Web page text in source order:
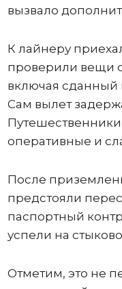
вызвало
К лайнеру
проверили вещи
включая сданный
Сам вылет
оперативные и
После
предстояли
паспортный
успели на
Отметим, это не